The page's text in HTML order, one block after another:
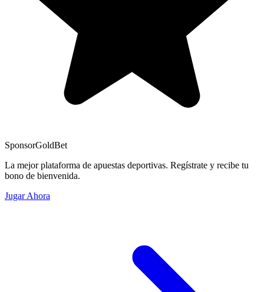
SponsorGoldBet
La mejor plataforma de apuestas deportivas. Regístrate y recibe tu
bono de bienvenida.
Jugar Ahora